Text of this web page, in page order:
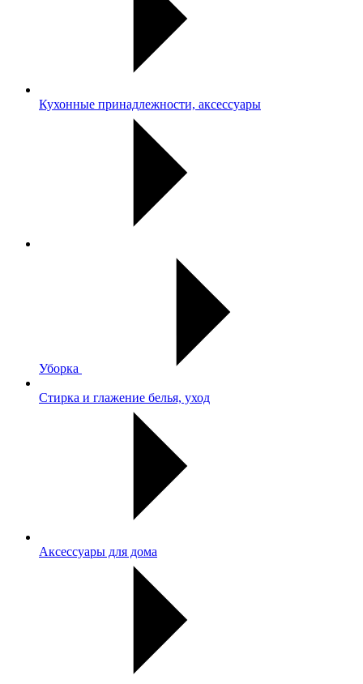
Кухонные принадлежности, аксессуары
Уборка
Стирка и глажение белья, уход
Аксессуары для дома